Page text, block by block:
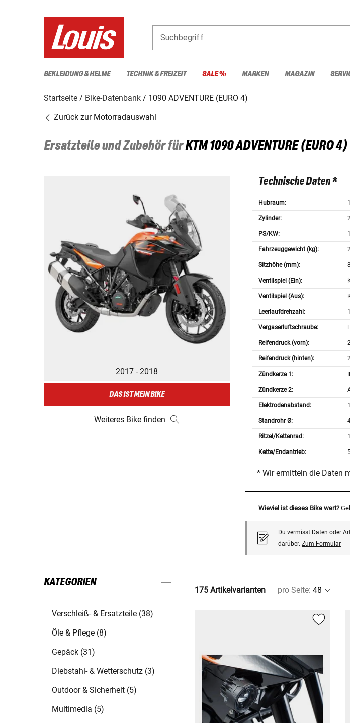
Suchbegriff
BEKLEIDUNG & HELME TECHNIK & FREIZEIT SALE % MARKEN MAGAZIN
Startseite Bike-Datenbank
1090 ADVENTURE (EURO 4)
Zurück zur Motorradauswahl
Ersatzteile und Zubehör fürKTM 1090 ADVENTURE (EURO
2017 - 2018
DAS IST MEIN BIKE
Weiteres Bike finden
Technische Daten *
Hubraum:
Zylinder:
PS/KW:
Fahrzeuggewicht (kg):
Sitzhöhe (mm):
Ventilspiel (Ein):
Ventilspiel (Aus):
Leerlaufdrehzahl:
Vergaserluftschraube:
Reifendruck (vorn):
Reifendruck (hinten):
Zündkerze 1:
Zündkerze 2:
Elektrodenabstand:
Standrohr Ø:
Ritzel/Kettenrad:
Kette/Endantrieb:
* Wir ermitteln die Daten
Wieviel ist dieses Bike wert?
Du vermisst Daten oder
darüber. Zum Formular
KATEGORIEN
Verschleiß- & Ersatzteile (38)
Öle & Pflege (8)
Gepäck (31)
Diebstahl- & Wetterschutz (3)
Outdoor & Sicherheit (5)
Multimedia (5)
175 Artikelvarianten pro Seite: